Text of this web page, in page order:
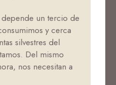
un tercio de
y cerca
silvestres del
Del mismo
nos necesitan a